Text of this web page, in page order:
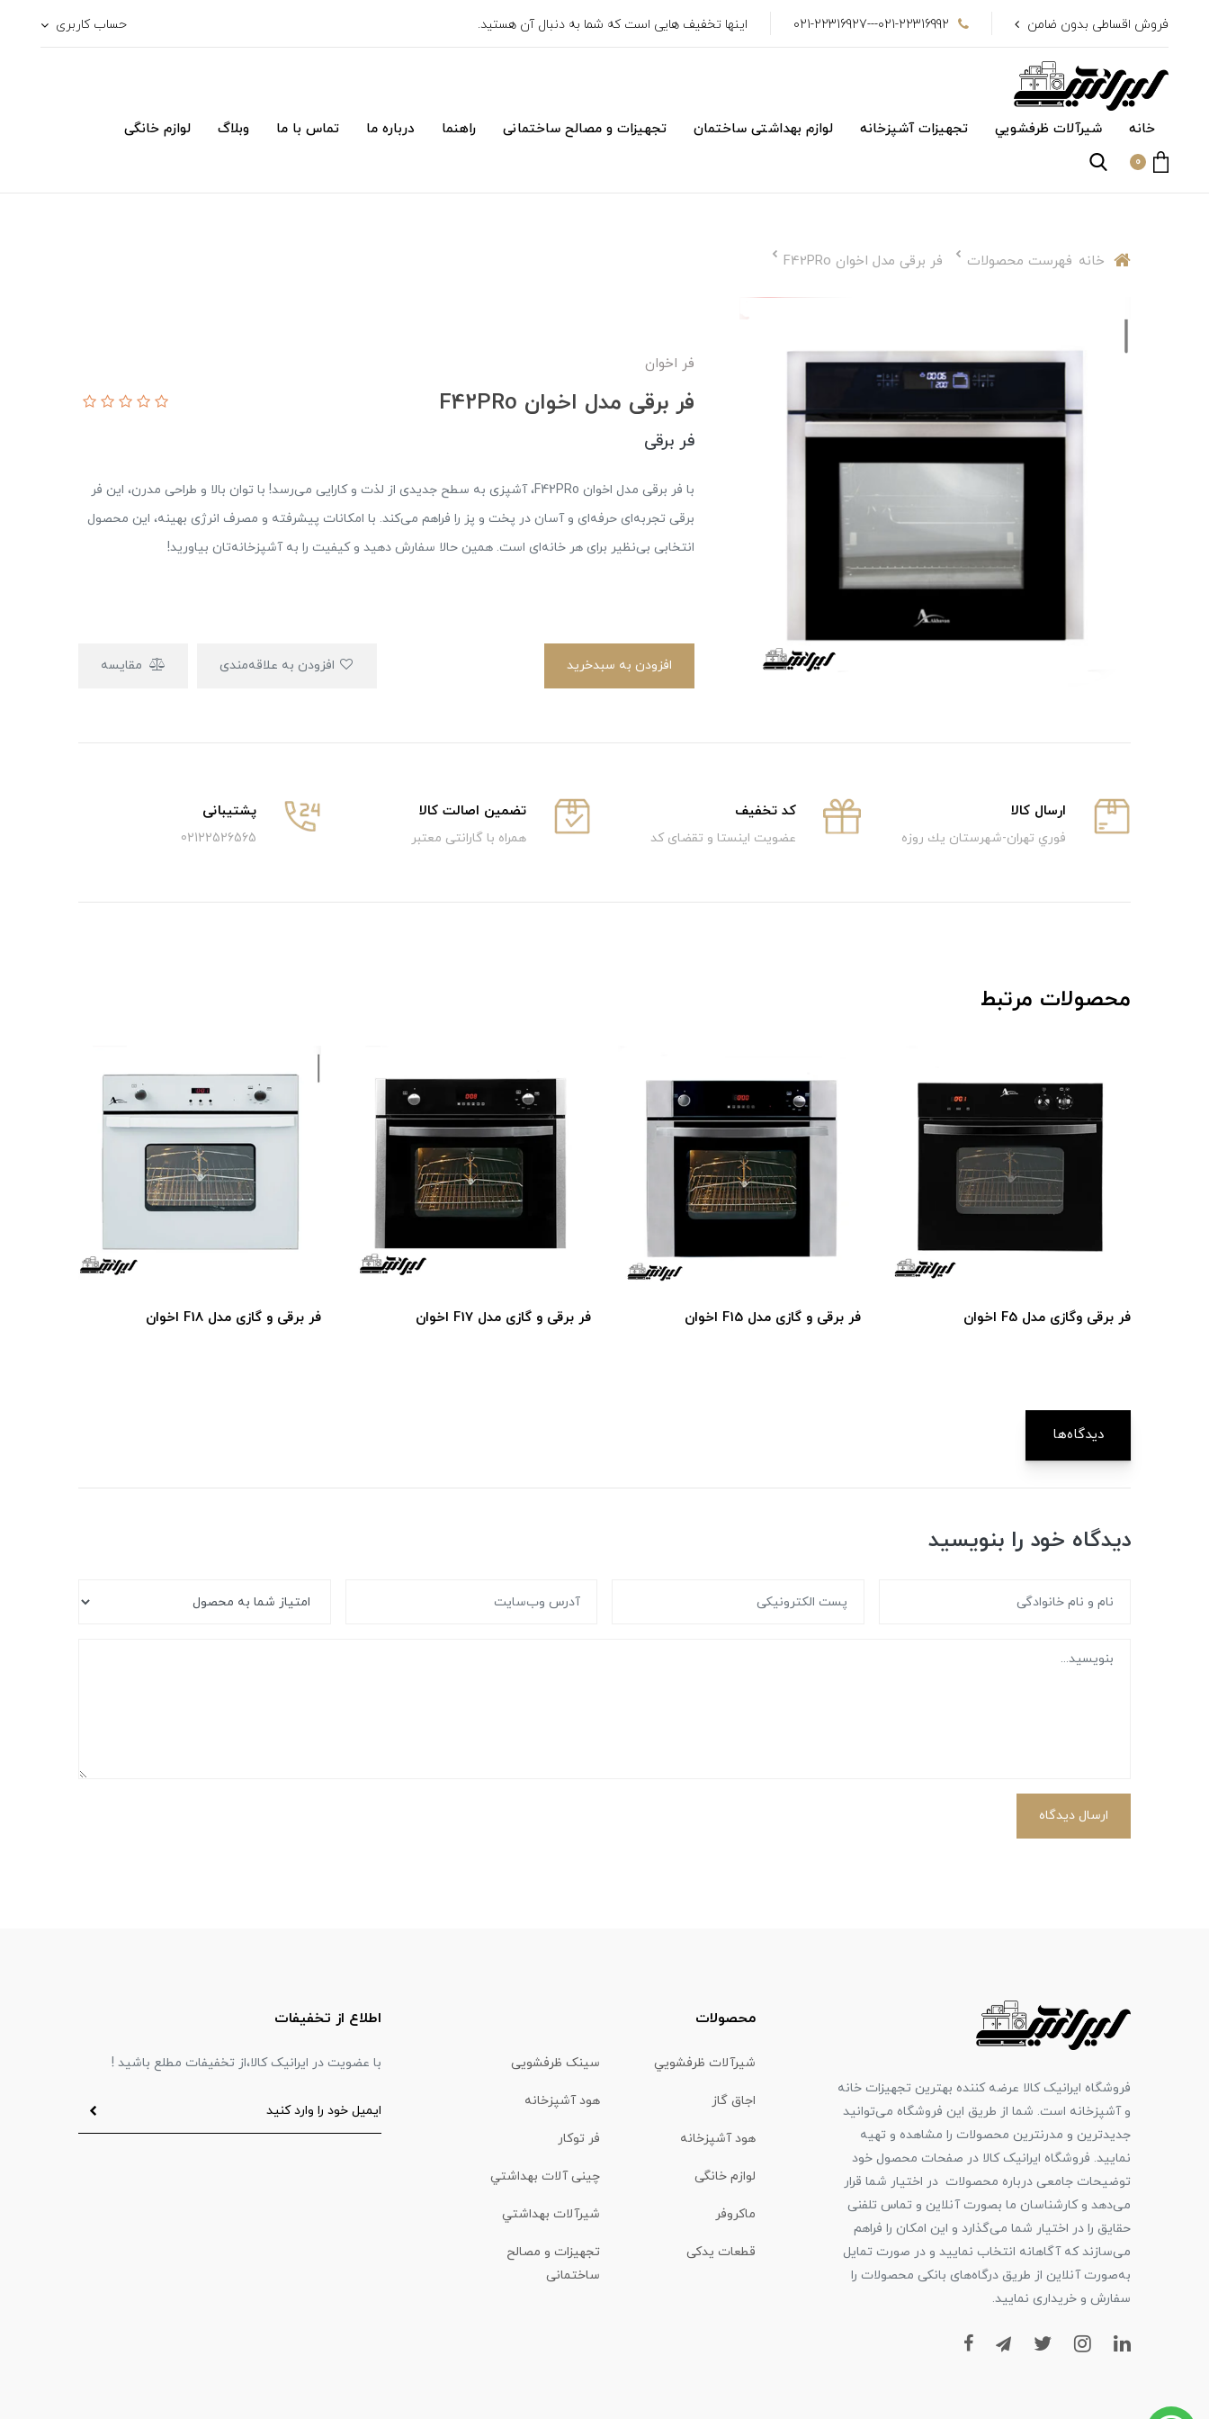
فروش اقساطی بدون ضامن 021-22316992---021-22316927 اینها تخفیف هایی است که شما به دنبال آن هستید. حساب کاربری
خانه شیرآلات ظرفشويي تجهیزات آشپزخانه لوازم بهداشتی ساختمان تجهیزات و مصالح ساختمانی راهنما درباره ما تماس با ما وبلاگ لوازم خانگی
0
خانه فهرست محصولات فر برقی مدل اخوان F42PRo
فر اخوان
فر برقی مدل اخوان F42PRo
فر برقی
با فر برقی مدل اخوان F42PRo، آشپزی به سطح جدیدی از لذت و کارایی می‌رسد! با توان بالا و طراحی مدرن، این فر
برقی تجربه‌ای حرفه‌ای و آسان در پخت و پز را فراهم می‌کند. با امکانات پیشرفته و مصرف انرژی بهینه، این محصول
انتخابی بی‌نظیر برای هر خانه‌ای است. همین حالا سفارش دهید و کیفیت را به آشپزخانه‌تان بیاورید!
افزودن به سبدخرید مقایسه
ارسال كالا
فوري تهران-شهرستان يك روزه
كد تخفيف
عضویت اینستا و تقضای کد
تضمین اصالت کالا
همراه با گارانتی معتبر
پشتیبانی
02122526565
محصولات مرتبط
فر برقی و‌گازی مدل F5 اخوان فر برقی و گازی مدل F15 اخوان فر برقی و گازی مدل F17 اخوان فر برقی و گازی مدل F18 اخوان
دیدگاه‌ها
دیدگاه خود را بنویسید
ارسال دیدگاه
فروشگاه ایرانیک کالا عرضه کننده بهترین تجهیزات خانه
و آشپزخانه است. شما از طریق این فروشگاه می‌توانید
جدیدترین و مدرنترین محصولات را مشاهده و تهیه
نمایید. فروشگاه ایرانیک کالا در صفحات محصول خود
توضیحات جامعی درباره محصولات در اختیار شما قرار
می‌دهد و کارشناسان ما بصورت آنلاین و تماس تلفنی
حقایق را در اختیار شما می‌گذارد و این امکان را فراهم
می‌سازند که آگاهانه انتخاب نمایید و در صورت تمایل
به‌صورت آنلاین از طریق درگاه‌های بانکی محصولات را
سفارش و خریداری نمایید.
محصولات
شیرآلات ظرفشويي سینک ظرفشویی
اجاق گاز هود آشپزخانه
هود آشپزخانه فر توکار
لوازم خانگی چینی آلات بهداشتي
ماكروفر شیرآلات بهداشتي
قطعات یدکی
تجهیزات و مصالح
ساختمانی
اطلاع از تخفیفات
با عضویت در ایرانیک کالا،از تخفیفات مطلع باشید !